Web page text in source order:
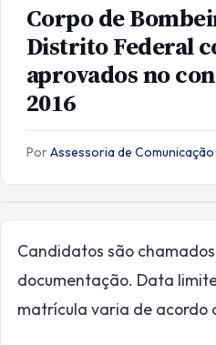
Corpo de
Distrito Federal
aprovados no
2016
PorAssessoria de Comunicação·
Candidatos são
documentação. Data
matrícula varia de acordo